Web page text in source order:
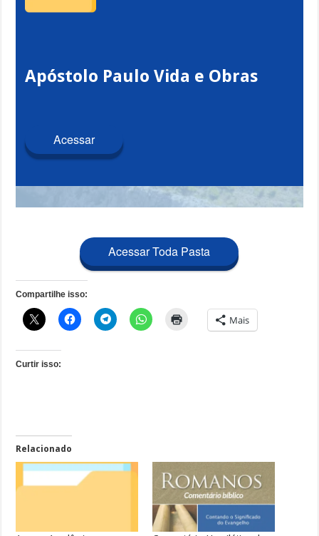
Apóstolo Paulo Vida e Obras
Acessar
Acessar Toda Pasta
Compartilhe isso:
Mais
Curtir isso:
Relacionado